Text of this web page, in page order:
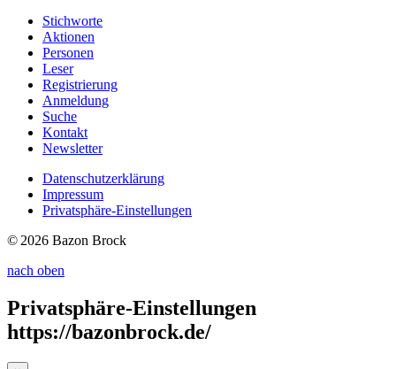
Stichworte
Aktionen
Personen
Leser
Registrierung
Anmeldung
Suche
Kontakt
Newsletter
Datenschutzerklärung
Impressum
Privatsphäre-Einstellungen
© 2026 Bazon Brock
nach oben
Privatsphäre-Einstellungen
https://bazonbrock.de/